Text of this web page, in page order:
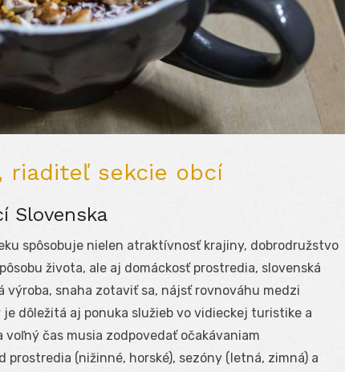
riaditeľ sekcie obcí
Slovenska
spôsobuje nielen atraktívnosť krajiny, dobrodružstvo
života, ale aj domáckosť prostredia, slovenská
výroba, snaha zotaviť sa, nájsť rovnováhu medzi
dôležitá aj ponuka služieb vo vidieckej turistike a
čas musia zodpovedať očakávaniam
(nižinné, horské), sezóny (letná, zimná) a